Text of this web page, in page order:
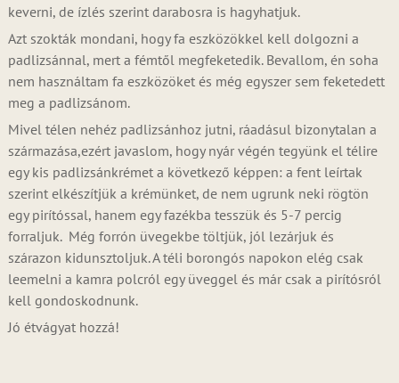
keverni, de ízlés szerint darabosra is hagyhatjuk.
Azt szokták mondani, hogy fa eszközökkel kell dolgozni a
padlizsánnal, mert a fémtől megfeketedik. Bevallom, én soha
nem használtam fa eszközöket és még egyszer sem feketedett
meg a padlizsánom.
Mivel télen nehéz padlizsánhoz jutni, ráadásul bizonytalan a
származása,ezért javaslom, hogy nyár végén tegyünk el télire
egy kis padlizsánkrémet a következő képpen: a fent leírtak
szerint elkészítjük a krémünket, de nem ugrunk neki rögtön
egy pirítóssal, hanem egy fazékba tesszük és 5-7 percig
forraljuk. Még forrón üvegekbe töltjük, jól lezárjuk és
szárazon kidunsztoljuk. A téli borongós napokon elég csak
leemelni a kamra polcról egy üveggel és már csak a pirítósról
kell gondoskodnunk.
Jó étvágyat hozzá!